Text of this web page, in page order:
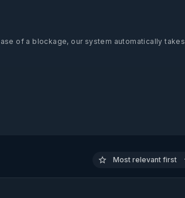
of a blockage, our system automatically takes
Most relevant first